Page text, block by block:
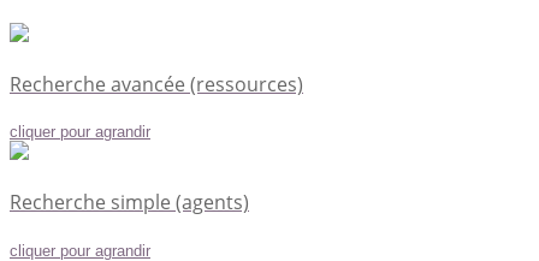
Recherche avancée (ressources)
cliquer pour agrandir
Recherche simple (agents)
cliquer pour agrandir